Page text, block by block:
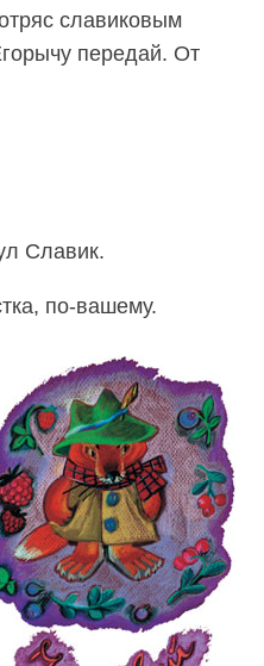
славиковым
передай. От
Славик.
по-вашему.